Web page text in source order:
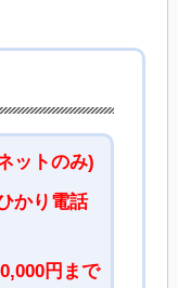
ットのみ)
かり電話
円まで